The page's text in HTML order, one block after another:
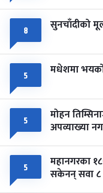
८ सुनचाँदीको
५ मधेशमा
५ मोहन
अपव्याख्या
५ महानगरका
सकेनन् सवा ८